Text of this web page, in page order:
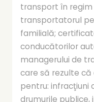
transport în
transportatorul
familială;
conducătorilor
managerului de
care să rezulte
pentru: infracţiuni
drumurile publice,